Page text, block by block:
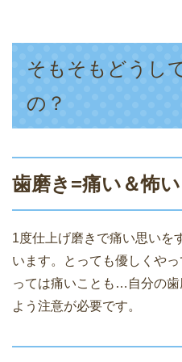
そもそもどうし
の？
歯磨き=痛い＆怖い
1度仕上げ磨きで痛い思いを
います。とっても優しくや
っては痛いことも…自分の
よう注意が必要です。